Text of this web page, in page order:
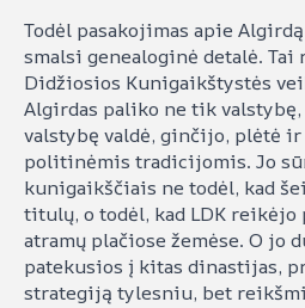
Todėl pasakojimas apie
smalsi genealoginė detalė. Tai
Didžiosios Kunigaikštystės
Algirdas paliko ne tik
valstybę valdė, ginčijo, plėtė
politinėmis tradicijomis. Jo
kunigaikščiais ne todėl, kad
titulų, o todėl, kad LDK
atramų plačiose žemėse. O jo
patekusios į kitas dinastijas,
strategiją tylesniu, bet